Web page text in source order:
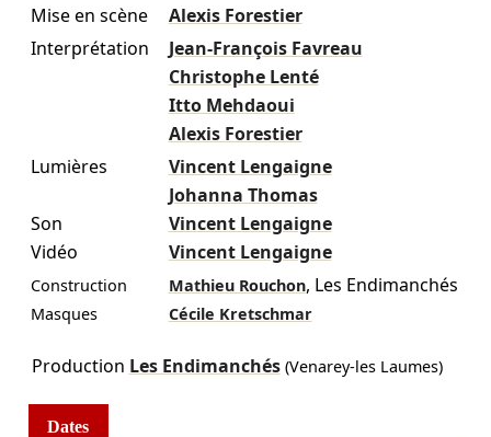
Mise en scène
Alexis Forestier
Interprétation
Jean-François Favreau
Christophe Lenté
Itto Mehdaoui
Alexis Forestier
Lumières
Vincent Lengaigne
Johanna Thomas
Son
Vincent Lengaigne
Vidéo
Vincent Lengaigne
Construction Mathieu Rouchon, Les Endimanchés
Masques Cécile Kretschmar
Production Les Endimanchés(Venarey-les Laumes)
Dates